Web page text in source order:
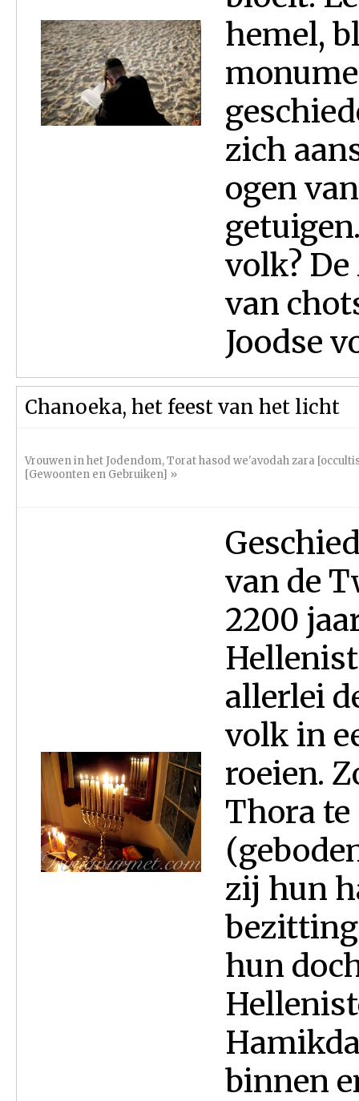
hemel,
zich
ogen
volk?
van
Joodse
Chanoeka, het feest van het licht
Vrouwen in het Jodendom,Torat hasod we'avodah zara
[Gewoonten en Gebruiken] »
van de
2200
allerlei
volk in
roeien.
Thora
zij hun
hun
binnen